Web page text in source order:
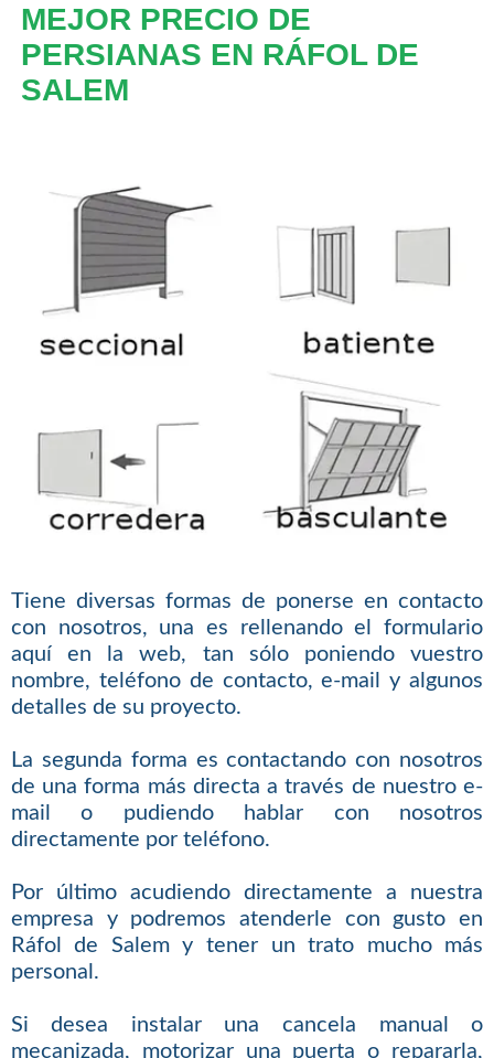
MEJOR PRECIO DE
PERSIANAS EN RÁFOL DE
SALEM
Tiene diversas formas de ponerse en contacto
con nosotros, una es rellenando el formulario
aquí en la web, tan sólo poniendo vuestro
nombre, teléfono de contacto, e-mail y algunos
detalles de su proyecto.
La segunda forma es contactando con nosotros
de una forma más directa a través de nuestro e-
mail o pudiendo hablar con nosotros
directamente por teléfono.
Por último acudiendo directamente a nuestra
empresa y podremos atenderle con gusto en
Ráfol de Salem y tener un trato mucho más
personal.
Si desea instalar una cancela manual o
mecanizada, motorizar una puerta o repararla,